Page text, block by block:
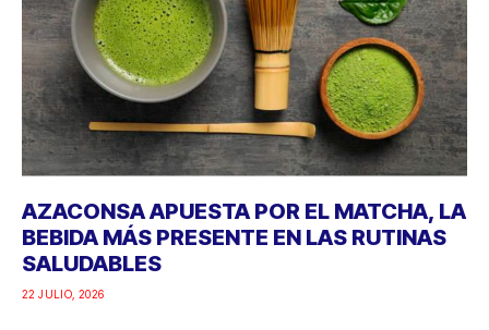
AZACONSA APUESTA POR EL MATCHA, LA
BEBIDA MÁS PRESENTE EN LAS RUTINAS
SALUDABLES
22 JULIO, 2026